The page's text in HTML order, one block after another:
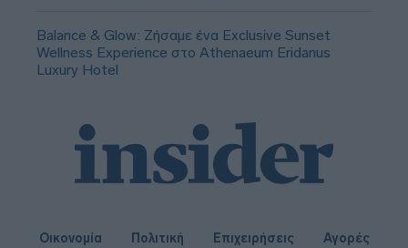
Balance & Glow: Ζήσαμε ένα Exclusive Sunset
Wellness Experience στο Athenaeum Eridanus
Luxury Hotel
Οικονομία Πολιτική Επιχειρήσεις
Αγορές